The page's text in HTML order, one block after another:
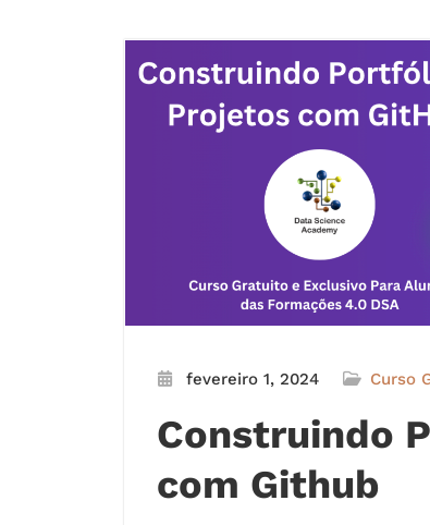
fevereiro 1, 2024 Curso
Construindo
com Github